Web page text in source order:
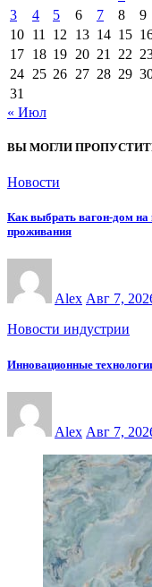
3
4 5 6 7 8
9
10 11 12 13 14 15
17 18 19 20 21 22
24 25 26 27 28 29
31
« Июл
ВЫ МОГЛИ
Новости
Как выбрать вагон-дом на
проживания
Alex Авг 7,
Новости индустрии
Инновационные
Alex Авг 7,